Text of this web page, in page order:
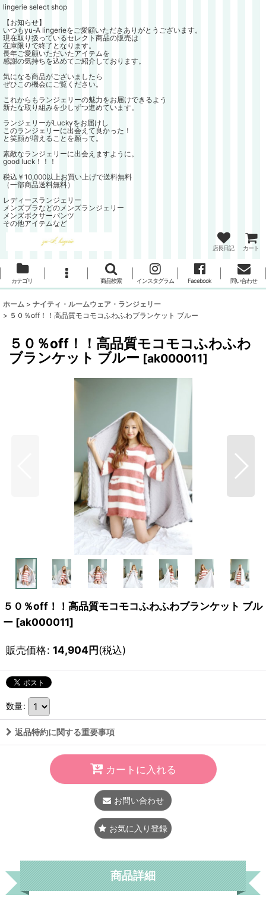
lingerie select shop
【お知らせ】
いつもyu-A lingerieをご愛顧いただきありがとうございます。
現在取り扱っているセレクト商品の販売は
在庫限りで終了となります。
長年ご愛顧いただいたアイテムを
感謝の気持ちを込めてご紹介しております。
気になる商品がございましたら
ぜひこの機会にご覧ください。
これからもランジェリーの魅力をお届けできるよう
新たな取り組みを少しずつ進めています。
ランジェリーがLuckyをお届けし
このランジェリーに出会えて良かった！
と笑顔が増えることを願って。
素敵なランジェリーに出会えますように。
good luck！！！
税込￥10,000以上お買い上げで送料無料
（一部商品送料無料）
レディースランジェリー
メンズブラなどのメンズランジェリー
メンズボクサーパンツ
その他アイテムなど
店長日記 カート
カテゴリ 商品検索 インスタグラム Facebook 問い合わせ
ホーム > ナイティ・ルームウェア・ランジェリー
> ５０％off！！高品質モコモコふわふわブランケット ブルー
５０％off！！高品質モコモコふわふわ
ブランケット ブルー [ak000011]
５０％off！！高品質モコモコふわふわブランケット ブル
ー [ak000011]
販売価格: 14,904円(税込)
数量:
返品特約に関する重要事項
カートに入れる
お問い合わせ
お気に入り登録
商品詳細